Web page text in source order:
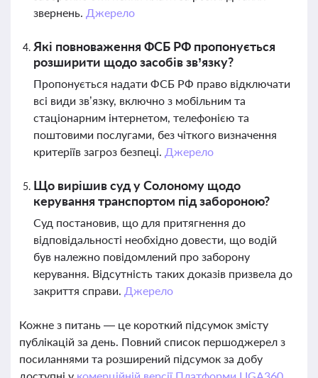
звернень. Джерело
Які повноваження ФСБ РФ пропонується
розширити щодо засобів зв’язку?
Пропонується надати ФСБ РФ право відключати
всі види зв’язку, включно з мобільним та
стаціонарним інтернетом, телефонією та
поштовими послугами, без чіткого визначення
критеріїв загроз безпеці. Джерело
Що вирішив суд у Солоному щодо
керування транспортом під забороною?
Суд постановив, що для притягнення до
відповідальності необхідно довести, що водій
був належно повідомлений про заборону
керування. Відсутність таких доказів призвела до
закриття справи. Джерело
Кожне з питань — це короткий підсумок змісту
публікацій за день. Повний список першоджерел з
посиланнями та розширений підсумок за добу